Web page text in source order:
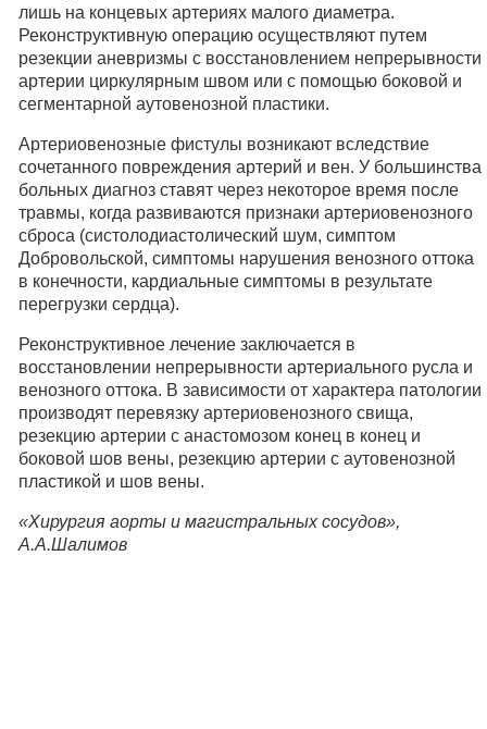
лишь на концевых артериях малого диаметра.
Реконструктивную операцию осуществляют путем
резекции аневризмы с восстановлением непрерывности
артерии циркулярным швом или с помощью боковой и
сегментарной аутовенозной пластики.
Артериовенозные фистулы возникают вследствие
сочетанного повреждения артерий и вен. У большинства
больных диагноз ставят через некоторое время после
травмы, когда развиваются признаки артериовенозного
сброса (систолодиастолический шум, симптом
Добровольской, симптомы нарушения венозного оттока
в конечности, кардиальные симптомы в результате
перегрузки сердца).
Реконструктивное лечение заключается в
восстановлении непрерывности артериального русла и
венозного оттока. В зависимости от характера патологии
производят перевязку артериовенозного свища,
резекцию артерии с анастомозом конец в конец и
боковой шов вены, резекцию артерии с аутовенозной
пластикой и шов вены.
«Хирургия аорты и магистральных сосудов»,
А.А.Шалимов